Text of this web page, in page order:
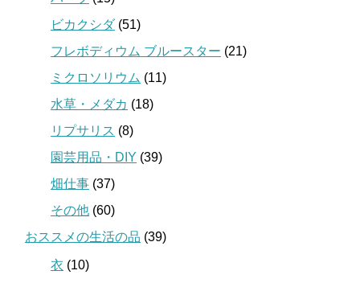
ビカクシダ(51)
フレボディウム ブルースター (21)
ミクロソリウム (11)
水草・メダカ (18)
リプサリス (8)
園芸用品・DIY (39)
畑仕事 (37)
その他 (60)
おススメの生活の品 (39)
衣 (10)